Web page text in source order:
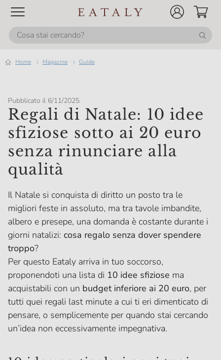
Home magazine Guide
Pubblicato il 6/11/2025
Regali di Natale: 10 idee
sfiziose sotto ai 20 euro
senza rinunciare alla
qualità
Il Natale si conquista di diritto un posto tra le
migliori feste in assoluto, ma tra tavole imbandite,
albero e presepe, una domanda è costante durante i
giorni natalizi: cosa regalo senza dover spendere
troppo?
Per questo Eataly arriva in tuo soccorso,
proponendoti una lista di 10 idee sfiziose ma
acquistabili con un budget inferiore ai 20 euro, per
tutti quei regali last minute a cui ti eri dimenticato di
pensare, o semplicemente per quando stai cercando
un’idea non eccessivamente impegnativa.